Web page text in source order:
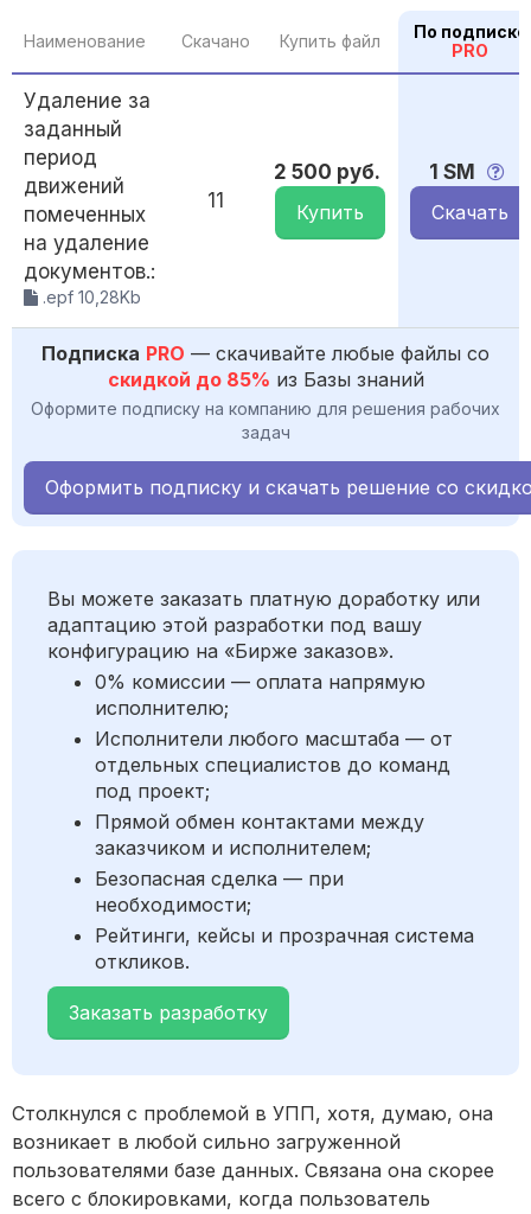
Наименование Скачано Купить файл
По подписке
PRO
Удаление за
заданный
период
движений
помеченных
на удаление
документов.:
.epf 10,28Kb
11
2 500 руб.
Купить
1 SM
Скачать
Подписка PRO — скачивайте любые файлы со
скидкой до 85% из Базы знаний
Оформите подписку на компанию для решения рабочих
задач
Оформить подписку и скачать решение со
Вы можете заказать платную доработку или
адаптацию этой разработки под вашу
конфигурацию на «Бирже заказов».
0% комиссии — оплата напрямую
исполнителю;
Исполнители любого масштаба — от
отдельных специалистов до команд
под проект;
Прямой обмен контактами между
заказчиком и исполнителем;
Безопасная сделка — при
необходимости;
Рейтинги, кейсы и прозрачная система
откликов.
Заказать разработку
Столкнулся с проблемой в УПП, хотя, думаю, она
возникает в любой сильно загруженной
пользователями базе данных. Связана она скорее
всего с блокировками, когда пользователь